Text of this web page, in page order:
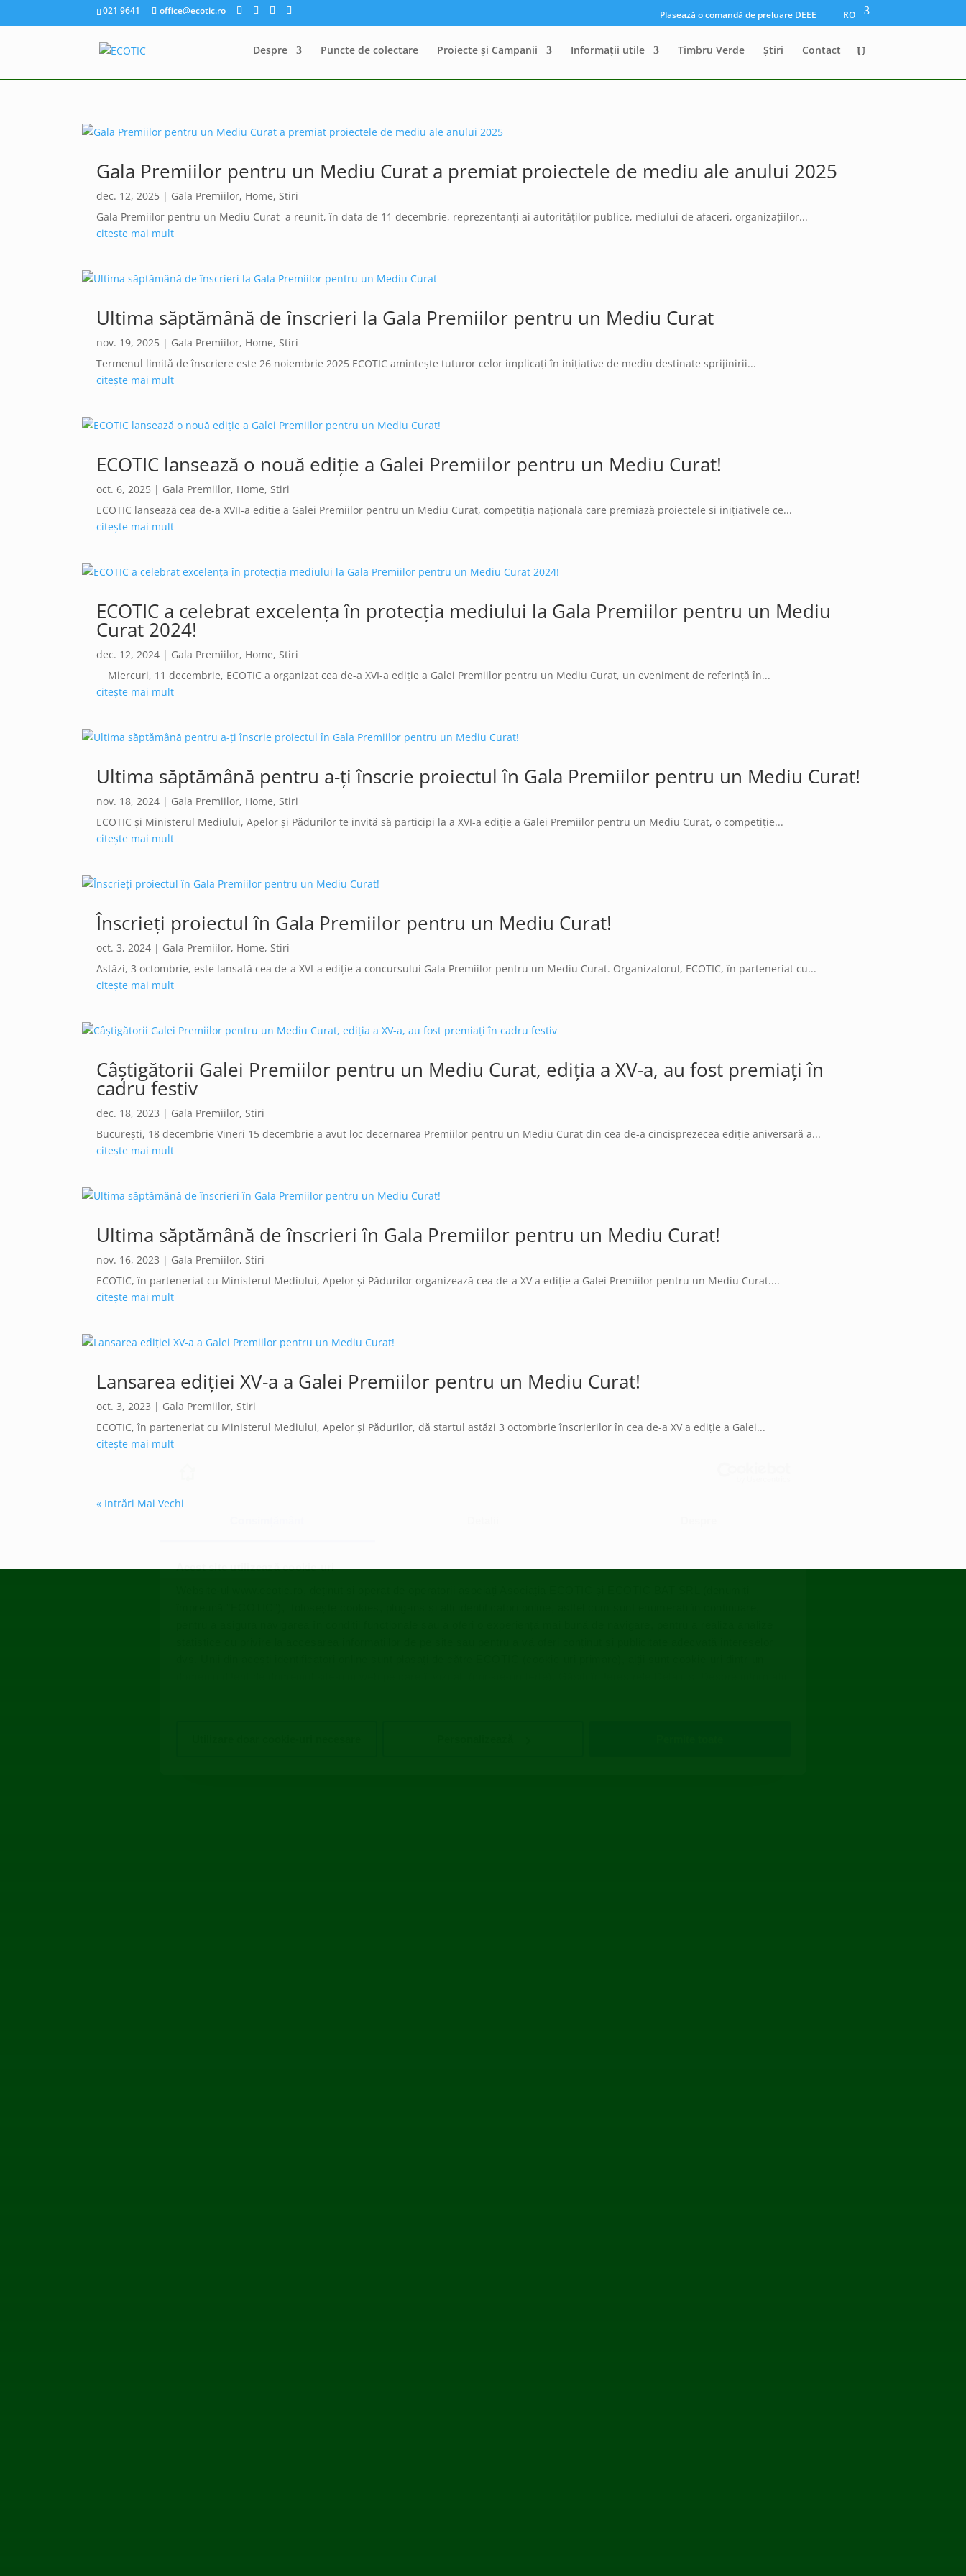
Acest site utilizează cookie-uri
021 9641 office@ecotic.ro Plasează o comandă de preluare DEEE RO
Despre Puncte de colectare Proiecte și Campanii Informații utile Timbru Verde Știri Contact
Gala Premiilor pentru un Mediu Curat a premiat proiectele de mediu ale anului 2025
dec. 12, 2025 | Gala Premiilor, Home, Stiri
Gala Premiilor pentru un Mediu Curat a reunit, în data de 11 decembrie, reprezentanți ai autorităților publice, mediului de afaceri, organizațiilor...
citește mai mult
Ultima săptămână de înscrieri la Gala Premiilor pentru un Mediu Curat
nov. 19, 2025 | Gala Premiilor, Home, Stiri
Termenul limită de înscriere este 26 noiembrie 2025 ECOTIC amintește tuturor celor implicați în inițiative de mediu destinate sprijinirii...
citește mai mult
ECOTIC lansează o nouă ediție a Galei Premiilor pentru un Mediu Curat!
oct. 6, 2025 | Gala Premiilor, Home, Stiri
ECOTIC lansează cea de-a XVII-a ediție a Galei Premiilor pentru un Mediu Curat, competiția națională care premiază proiectele si inițiativele ce...
citește mai mult
ECOTIC a celebrat excelența în protecția mediului la Gala Premiilor pentru un Mediu
Curat 2024!
dec. 12, 2024 | Gala Premiilor, Home, Stiri
Miercuri, 11 decembrie, ECOTIC a organizat cea de-a XVI-a ediție a Galei Premiilor pentru un Mediu Curat, un eveniment de referință în...
citește mai mult
Ultima săptămână pentru a-ți înscrie proiectul în Gala Premiilor pentru un Mediu Curat!
nov. 18, 2024 | Gala Premiilor, Home, Stiri
ECOTIC și Ministerul Mediului, Apelor și Pădurilor te invită să participi la a XVI-a ediție a Galei Premiilor pentru un Mediu Curat, o competiție...
citește mai mult
Înscrieți proiectul în Gala Premiilor pentru un Mediu Curat!
oct. 3, 2024 | Gala Premiilor, Home, Stiri
Astăzi, 3 octombrie, este lansată cea de-a XVI-a ediție a concursului Gala Premiilor pentru un Mediu Curat. Organizatorul, ECOTIC, în parteneriat cu...
citește mai mult
Câștigătorii Galei Premiilor pentru un Mediu Curat, ediția a XV-a, au fost premiați în
cadru festiv
dec. 18, 2023 | Gala Premiilor, Stiri
București, 18 decembrie Vineri 15 decembrie a avut loc decernarea Premiilor pentru un Mediu Curat din cea de-a cincisprezecea ediție aniversară a...
citește mai mult
Ultima săptămână de înscrieri în Gala Premiilor pentru un Mediu Curat!
nov. 16, 2023 | Gala Premiilor, Stiri
ECOTIC, în parteneriat cu Ministerul Mediului, Apelor și Pădurilor organizează cea de-a XV a ediție a Galei Premiilor pentru un Mediu Curat....
citește mai mult
Lansarea ediției XV-a a Galei Premiilor pentru un Mediu Curat!
oct. 3, 2023 | Gala Premiilor, Stiri
ECOTIC, în parteneriat cu Ministerul Mediului, Apelor și Pădurilor, dă startul astăzi 3 octombrie înscrierilor în cea de-a XV a ediție a Galei...
citește mai mult
« Intrări Mai Vechi